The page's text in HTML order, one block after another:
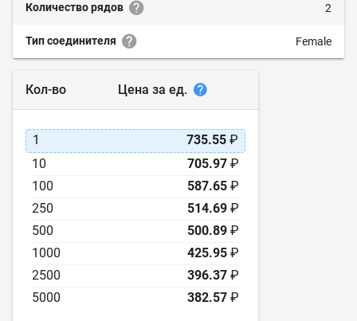
Количество рядов 2
Тип соединителя Female
Кол-во Цена за ед.
1 735.55 ₽
10
705.97 ₽
100
587.65 ₽
250
514.69 ₽
500
500.89 ₽
1000
425.95 ₽
2500
396.37 ₽
5000
382.57 ₽